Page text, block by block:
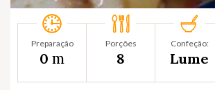
Preparação
0 m
Porções
8
Confeção:
Lume